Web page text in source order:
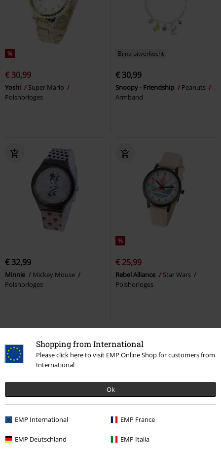
Shopping from International
Please click here to visit EMP Online Shop for customers from
International
Ok
EMP International EMP France
EMP Deutschland EMP Italia
%
€ 30,99
Yoshi
Super Mario
Polshorloges
Bijna uitverkocht
€ 30,99
Snoopy - Friendship
Peanuts
Armband
€ 32,99
Minnie
Mickey Mouse
Polshorloges
%
€ 25,99
Rebel Alliance
Star Wars
Polshorloges